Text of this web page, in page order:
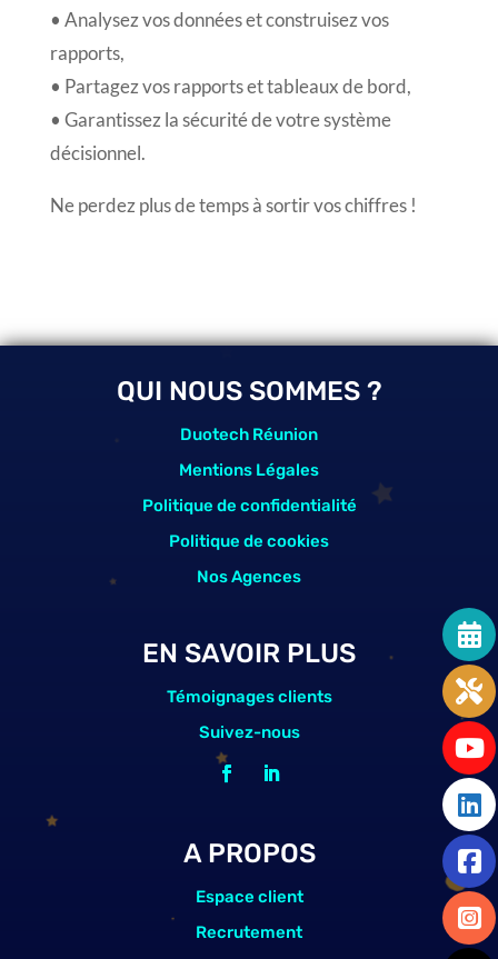
• Analysez vos données et construisez vos
rapports,
• Partagez vos rapports et tableaux de bord,
• Garantissez la sécurité de votre système
décisionnel.
Ne perdez plus de temps à sortir vos chiffres !
QUI NOUS SOMMES ?
Duotech Réunion
Mentions Légales
Politique de confidentialité
Politique de cookies
Nos Agences
EN SAVOIR PLUS
Témoignages clients
Suivez-nous
A PROPOS
Espace client
Recrutement